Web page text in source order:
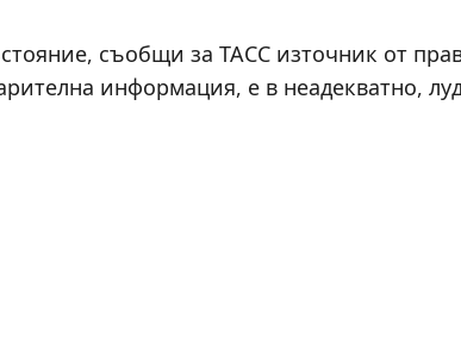
съобщи за ТАСС източник от
информация, е в неадекватно,